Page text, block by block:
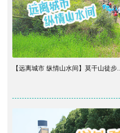
【远离城市 纵情山水间】莫干山徒步...